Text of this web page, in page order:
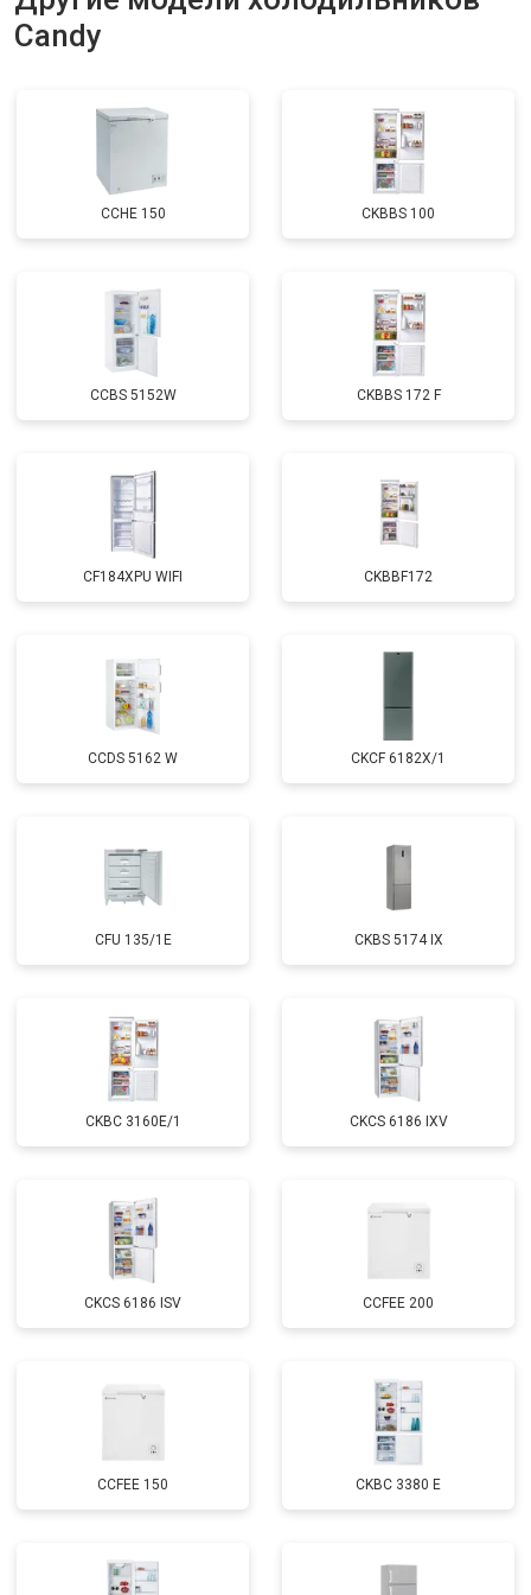
Замена нагревателя оттайки
от 1900 ₽ Заказать
Candy
CCHE 150 CKBBS 100
CCBS 5152W CKBBS 172 F
CF184XPU WIFI CKBBF172
CCDS 5162 W CKCF 6182X/1
CFU 135/1E CKBS 5174 IX
CKBC 3160E/1 CKCS 6186 IXV
CKCS 6186 ISV CCFEE 200
CCFEE 150 CKBC 3380 E